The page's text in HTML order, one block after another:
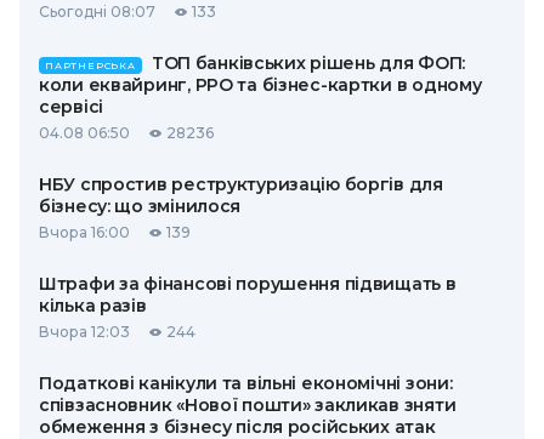
Сьогодні 08:07 133
ПАРТНЕРСЬКА
ТОП банківських рішень для ФОП:
коли еквайринг, РРО та бізнес-картки в одному
сервісі
04.08 06:50 28236
НБУ спростив реструктуризацію боргів для
бізнесу: що змінилося
Вчора 16:00 139
Штрафи за фінансові порушення підвищать в
кілька разів
Вчора 12:03 244
Податкові канікули та вільні економічні зони:
співзасновник «Нової пошти» закликав зняти
обмеження з бізнесу після російських атак